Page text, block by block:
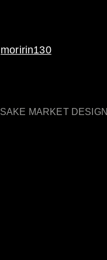
moririn130
SAKE MARKET DESIGN